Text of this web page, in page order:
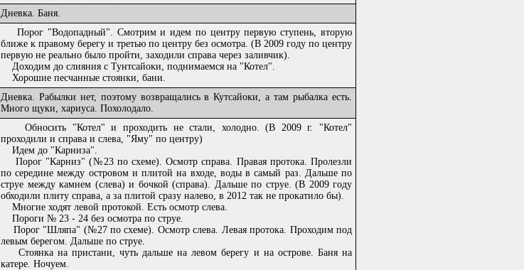
Дневка. Баня.
Порог "Водопадный". Смотрим и идем по центру первую ступень, вторую
ближе к правому берегу и третью по центру без осмотра. (В 2009 году по центру
первую не реально было пройти, заходили справа через заливчик).
Доходим до слияния с Тунтсайоки, поднимаемся на "Котел".
Хорошие песчанные стоянки, бани.
Дневка. Рабылки нет, поэтому возвращались в Кутсайоки, а там рыбалка есть.
Много щуки, хариуса. Похолодало.
Обносить "Котел" и проходить не стали, холодно. (В 2009 г. "Котел"
проходили и справа и слева, "Яму" по центру)
Идем до "Карниза".
Порог "Карниз" (№23 по схеме). Осмотр справа. Правая протока. Пролезли
по середине между островом и плитой на входе, воды в самый раз. Дальше по
струе между камнем (слева) и бочкой (справа). Дальше по струе. (В 2009 году
обходили плиту справа, а за плитой сразу налево, в 2012 так не прокатило бы).
Многие ходят левой протокой. Есть осмотр слева.
Пороги № 23 - 24 без осмотра по струе.
Порог "Шляпа" (№27 по схеме). Осмотр слева. Левая протока. Проходим под
левым берегом. Дальше по струе.
Стоянка на пристани, чуть дальше на левом берегу и на острове. Баня на
катере. Ночуем.